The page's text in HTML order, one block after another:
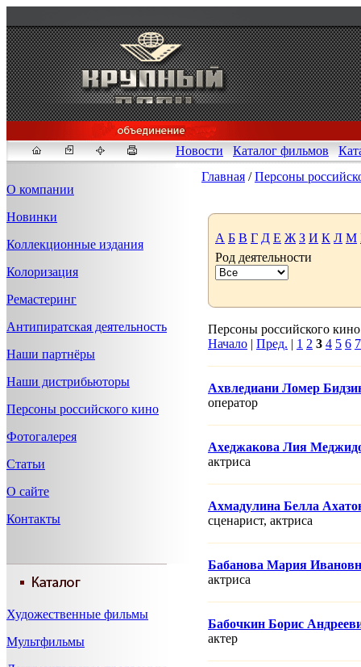
Новости Каталог фильмов
О компании
Новинки
Коллекционные издания
Колоризация
Ремастеринг
Антипиратская деятельность
Наши партнёры
Наши дистрибьюторы
Персоны российского кино
Фотогалерея
Статьи
О сайте
Контакты
Художественные фильмы
Мультфильмы
Fakeidlist -
Здесь, вhttps://
стандартам. Если мы
продавца ID, пока все
Главная /Персоны
А Б В Г Д Е Ж З И К Л М
Род деятельности
Персоны российского
Начало | Пред. | 1 2 3 4 5 6 7
Ахвледиани Ломер
оператор
Ахеджакова Лия
актриса
Ахмадулина Белла
сценарист, актриса
Бабанова Мария
актриса
Бабочкин Борис
актер